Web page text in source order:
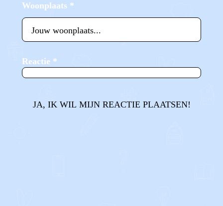
Woonplaats *
Reactie *
JA, IK WIL MIJN REACTIE PLAATSEN!